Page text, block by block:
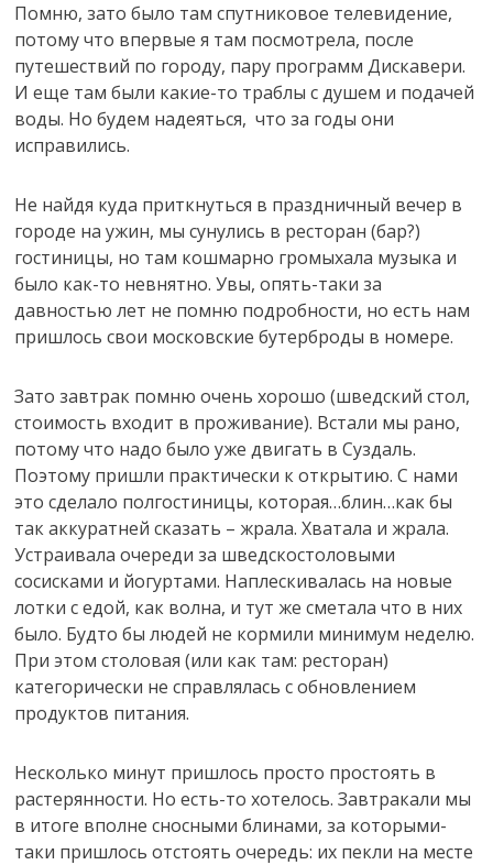
Помню, зато было там спутниковое телевидение,
потому что впервые я там посмотрела, после
путешествий по городу, пару программ Дискавери.
И еще там были какие-то траблы с душем и подачей
воды. Но будем надеяться, что за годы они
исправились.
Не найдя куда приткнуться в праздничный вечер в
городе на ужин, мы сунулись в ресторан (бар?)
гостиницы, но там кошмарно громыхала музыка и
было как-то невнятно. Увы, опять-таки за
давностью лет не помню подробности, но есть нам
пришлось свои московские бутерброды в номере.
Зато завтрак помню очень хорошо (шведский стол,
стоимость входит в проживание). Встали мы рано,
потому что надо было уже двигать в Суздаль.
Поэтому пришли практически к открытию. С нами
это сделало полгостиницы, которая…блин…как бы
так аккуратней сказать – жрала. Хватала и жрала.
Устраивала очереди за шведскостоловыми
сосисками и йогуртами. Наплескивалась на новые
лотки с едой, как волна, и тут же сметала что в них
было. Будто бы людей не кормили минимум неделю.
При этом столовая (или как там: ресторан)
категорически не справлялась с обновлением
продуктов питания.
Несколько минут пришлось просто простоять в
растерянности. Но есть-то хотелось. Завтракали мы
в итоге вполне сносными блинами, за которыми-
таки пришлось отстоять очередь: их пекли на месте